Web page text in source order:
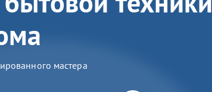
мастера